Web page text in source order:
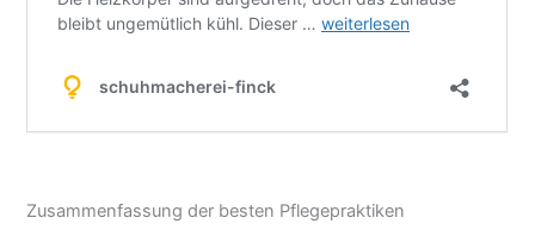
Zusammenfassung der besten Pflegepraktiken